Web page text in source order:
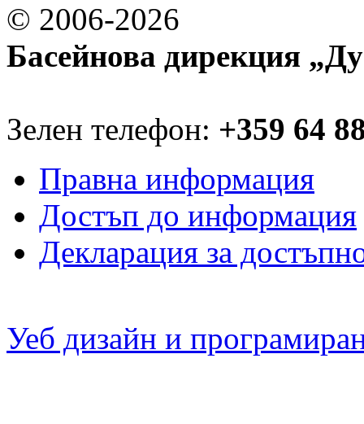
© 2006-2026
Басейнова дирекция
Зелен телефон: +359 64
Правна информация
Достъп до информация
Декларация за
Уеб дизайн и